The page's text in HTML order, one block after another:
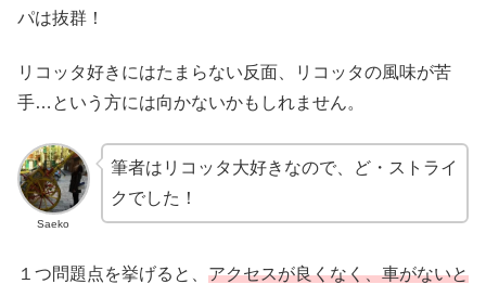
パは抜群！
リコッタ好きにはたまらない反面、リコッタの風味が苦
手…という方には向かないかもしれません。
Saeko
筆者はリコッタ大好きなので、ど・ストライ
クでした！
１つ問題点を挙げると、 アクセスが良くなく、車がないと